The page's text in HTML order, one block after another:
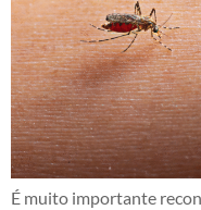
É muito importante